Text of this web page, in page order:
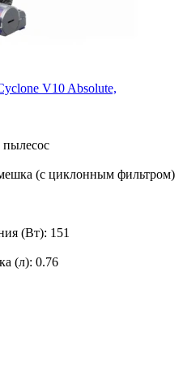
V10 Absolute,
пылесос
(с циклонным фильтром)
(Вт): 151
(л): 0.76